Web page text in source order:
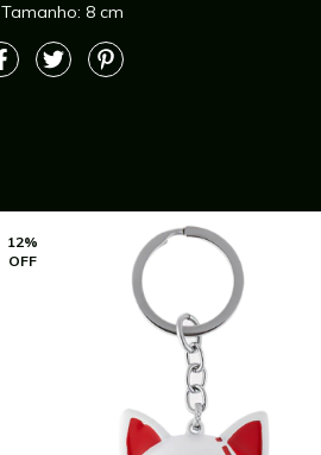
Tamanho: 8 cm
12%
OFF